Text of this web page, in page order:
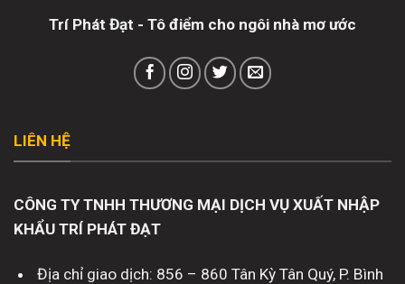
Trí Phát Đạt - Tô điểm cho ngôi nhà mơ ước
LIÊN HỆ
CÔNG TY TNHH THƯƠNG MẠI DỊCH VỤ XUẤT NHẬP
KHẨU TRÍ PHÁT ĐẠT
Địa chỉ giao dịch: 856 – 860 Tân Kỳ Tân Quý, P. Bình